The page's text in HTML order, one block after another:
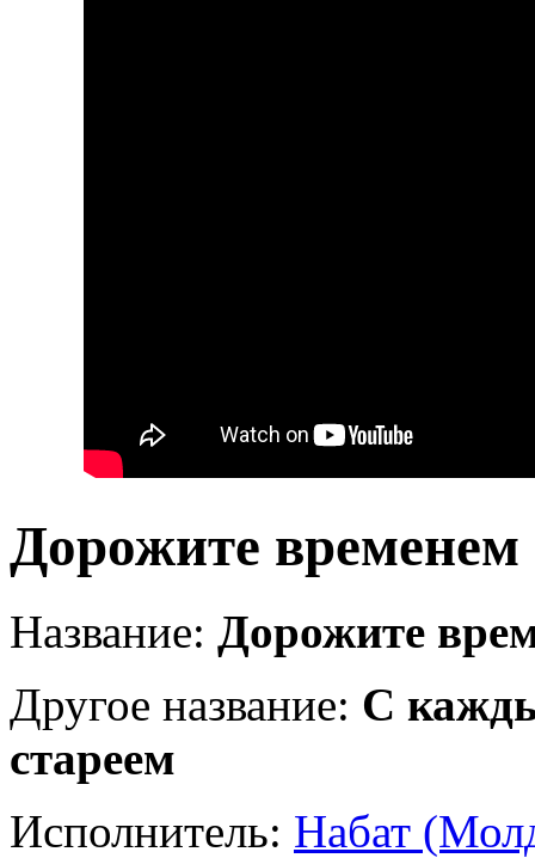
Дорожите временем
Название: Дорожите
Другое название: С
стареем
Исполнитель: Набат